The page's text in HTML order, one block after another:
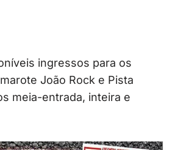
ingressos para os
João Rock e Pista
meia-entrada, inteira e